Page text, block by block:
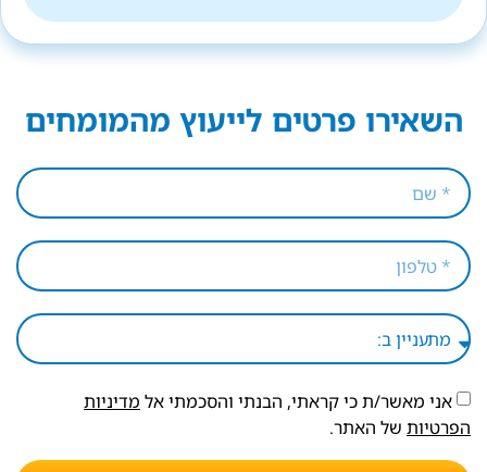
השאירו פרטים לייעוץ מהמומחים
אני מאשר/ת כי קראתי, הבנתי והסכמתי אל מדיניות
הפרטיות של האתר.